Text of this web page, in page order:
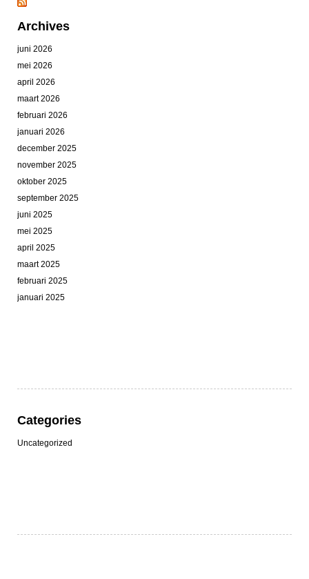
Archives
juni 2026
mei 2026
april 2026
maart 2026
februari 2026
januari 2026
december 2025
november 2025
oktober 2025
september 2025
juni 2025
mei 2025
april 2025
maart 2025
februari 2025
januari 2025
Categories
Uncategorized